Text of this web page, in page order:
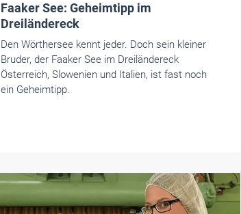
Faaker See: Geheimtipp im
Dreiländereck
Den Wörthersee kennt jeder. Doch sein kleiner
Bruder, der Faaker See im Dreiländereck
Österreich, Slowenien und Italien, ist fast noch
ein Geheimtipp.